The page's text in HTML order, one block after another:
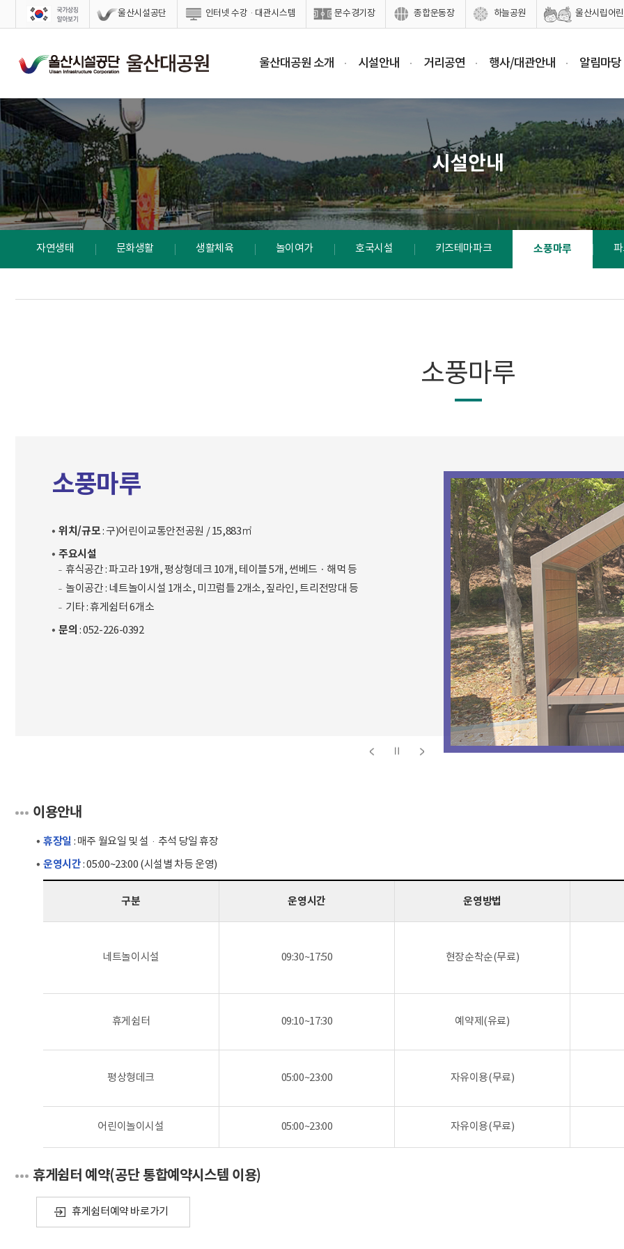
스킵네비게이션 울산시설공단 인터넷 수강·대관시스템 문수경기장 종합운동장 하늘공원 울산시립어
울산대공원 소개 시설안내 거리공연 행사/대관안내 알림마당
시설안내
자연생태 문화생활 생활체육 놀이여가 호국시설 키즈테마파크 소풍마루
소풍마루
소풍마루
위치/규모: 구)어린이교통안전공원 / 15,883㎡
주요시설
휴식공간 : 파고라 19개, 평상형데크 10개, 테이블 5개, 썬베드ㆍ해먹 등
놀이공간 : 네트놀이시설 1개소, 미끄럼틀 2개소, 짚라인, 트리전망대 등
기타 : 휴게쉼터 6개소
문의 : 052-226-0392
이용안내
휴장일 : 매주 월요일 및 설·추석 당일 휴장
운영시간: 05:00~23:00 (시설별 차등 운영)
구분 운영시간 운영방법
네트놀이시설 09:30~17:50 현장순착순(무료)
휴게쉼터 09:10~17:30 예약제(유료)
평상형데크 05:00~23:00 자유이용(무료)
어린이놀이시설 05:00~23:00 자유이용(무료)
휴게쉼터 예약(공단 통합예약시스템 이용)
휴게쉼터예약 바로가기